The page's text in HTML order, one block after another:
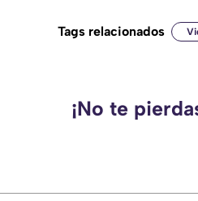
Tags relacionados
¡No te